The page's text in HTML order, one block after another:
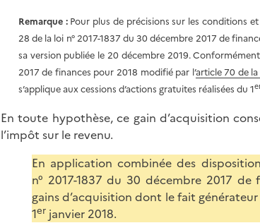
Remarque :Pour plus de précisions sur les conditions
28 de la loi n° 2017-1837 du 30 décembre 2017 de
sa version publiée le 20 décembre 2019.
2017 de finances pour 2018 modifié par l’article 70 de
s’applique aux cessions d’actions gratuites réalisées du 1
En toute hypothèse, ce gain d’acquisition
l’impôt sur le revenu.
En application combinée des
n° 2017-1837 du 30 décembre 2017
gains d’acquisition dont le fait
1erjanvier 2018.